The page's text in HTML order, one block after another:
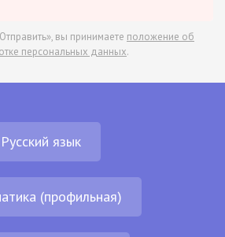
вы принимаете положение об
персональных данных.
Русский язык
(профильная)